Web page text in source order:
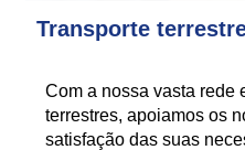
Transporte
Com a nossa vasta rede
terrestres, apoiamos os
satisfação das suas